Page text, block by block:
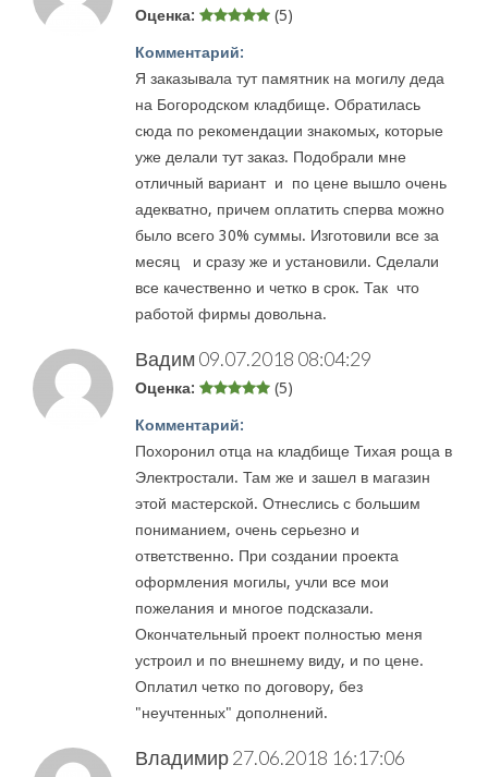
Оценка: (5)
Комментарий:
Я заказывала тут памятник на могилу деда
на Богородском кладбище. Обратилась
сюда по рекомендации знакомых, которые
уже делали тут заказ. Подобрали мне
отличный вариант и по цене вышло очень
адекватно, причем оплатить сперва можно
было всего 30% суммы. Изготовили все за
месяц и сразу же и установили. Сделали
все качественно и четко в срок. Так что
работой фирмы довольна.
Вадим09.07.2018 08:04:29
Оценка: (5)
Комментарий:
Похоронил отца на кладбище Тихая роща в
Электростали. Там же и зашел в магазин
этой мастерской. Отнеслись с большим
пониманием, очень серьезно и
ответственно. При создании проекта
оформления могилы, учли все мои
пожелания и многое подсказали.
Окончательный проект полностью меня
устроил и по внешнему виду, и по цене.
Оплатил четко по договору, без
"неучтенных" дополнений.
Владимир27.06.2018 16:17:06